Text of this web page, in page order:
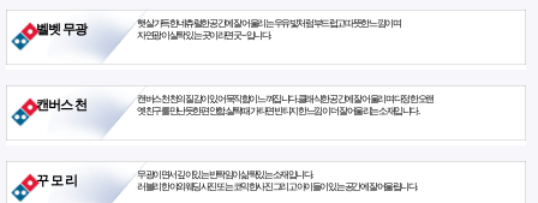
벨벳 무광
햇살 가득한 네츄럴한 공간에 잘 어울리는 우유빛처럼 부드럽고 따뜻한 느낌이며
자연광이 살짝 있는 곳이라면 굿~ 입니다.
캔버스 천
캔버스천 천의 질감이 있어 묵직함이 느껴집니다. 클래식한 공간에 잘 어울리며 다정한 오랜
옛친구를 만난듯한 편안함. 살짝 때가 타면 빈티지한 느낌이 더 잘 어울리는 소재입니다.
꾸 모 리
무광이면서 깊이있는 반짝임이 삶짝있는 소재입니다.
러블리한 야외웨딩사진 또는 코믹한사진 그리고 아이들이 있는 공간에 잘 어울립니다.